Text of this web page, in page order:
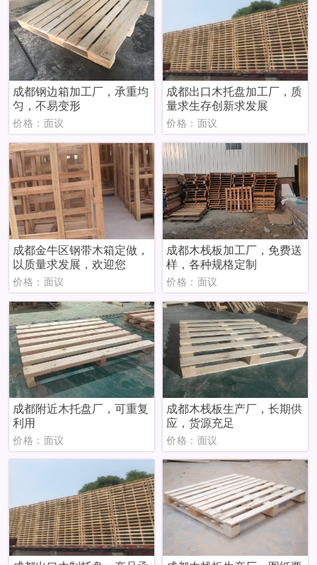
成都钢边箱加工厂，承重均
匀，不易变形
价格：面议
成都出口木托盘加工厂，质
量求生存创新求发展
价格：面议
成都金牛区钢带木箱定做，
以质量求发展，欢迎您
价格：面议
成都木栈板加工厂，免费送
样，各种规格定制
价格：面议
成都附近木托盘厂，可重复
利用
价格：面议
成都木栈板生产厂，长期供
应，货源充足
价格：面议